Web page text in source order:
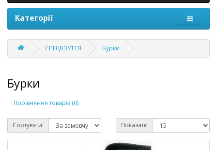
Категорії
СПЕЦВЗУТТЯ Бурки
Бурки
Порівняння товарів (0)
Сортувати: Показати